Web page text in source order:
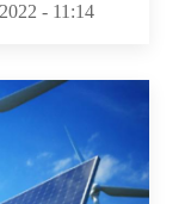
- 11:14